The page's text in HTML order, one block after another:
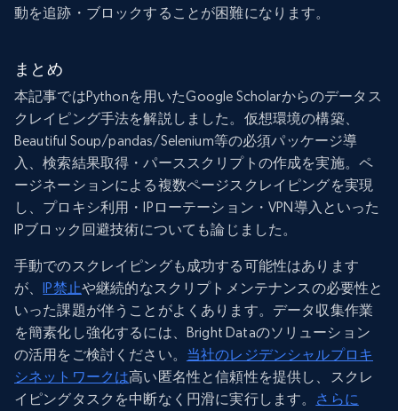
動を追跡・ブロックすることが困難になります。
まとめ
本記事ではPythonを用いたGoogle Scholarからのデータス
クレイピング手法を解説しました。仮想環境の構築、
Beautiful Soup/pandas/Selenium等の必須パッケージ導
入、検索結果取得・パーススクリプトの作成を実施。ペ
ージネーションによる複数ページスクレイピングを実現
し、プロキシ利用・IPローテーション・VPN導入といった
IPブロック回避技術についても論じました。
手動でのスクレイピングも成功する可能性はあります
が、IP禁止や継続的なスクリプトメンテナンスの必要性と
いった課題が伴うことがよくあります。データ収集作業
を簡素化し強化するには、Bright Dataのソリューション
の活用をご検討ください。 当社のレジデンシャルプロキ
シネットワークは高い匿名性と信頼性を提供し、スクレ
イピングタスクを中断なく円滑に実行します。 さらに